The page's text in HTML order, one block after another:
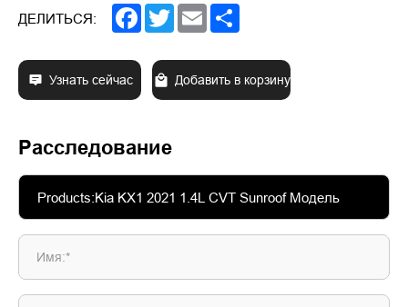
ДЕЛИТЬСЯ: Facebook
TwitterEmail
Узнать сейчас Добавить в корзину
Расследование
Имя:*